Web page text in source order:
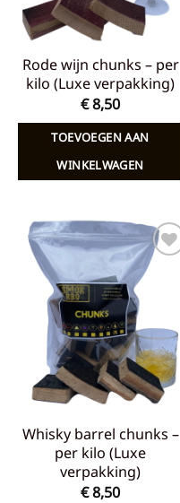
Rode wijn chunks – per
kilo (Luxe verpakking)
€8,50
TOEVOEGEN AAN
WINKELWAGEN
Toevoegen
aan
verlanglijst
Whisky barrel chunks –
per kilo (Luxe
verpakking)
€8,50